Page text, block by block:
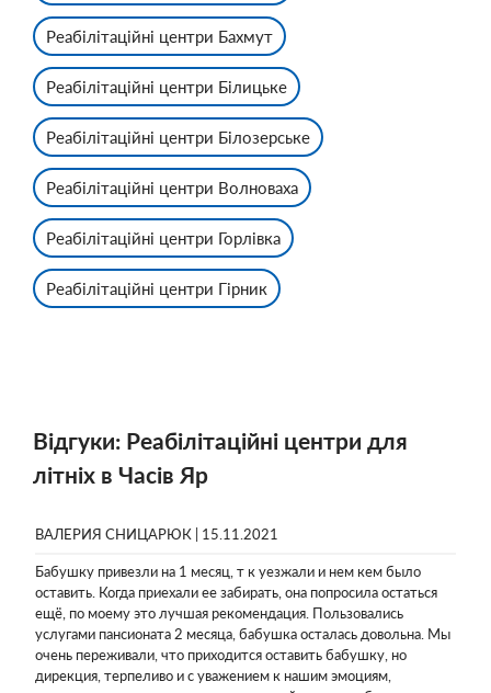
Реабілітаційні центри Бахмут
Реабілітаційні центри Білицьке
Реабілітаційні центри Білозерське
Реабілітаційні центри Волноваха
Реабілітаційні центри Горлівка
Реабілітаційні центри Гірник
Відгуки: Реабілітаційні центри для
літніх в Часів Яр
ВАЛЕРИЯ СНИЦАРЮК | 15.11.2021
Бабушку привезли на 1 месяц, т к уезжали и нем кем было
оставить. Когда приехали ее забирать, она попросила остаться
ещё, по моему это лучшая рекомендация. Пользовались
услугами пансионата 2 месяца, бабушка осталась довольна. Мы
очень переживали, что приходится оставить бабушку, но
дирекция, терпеливо и с уважением к нашим эмоциям,